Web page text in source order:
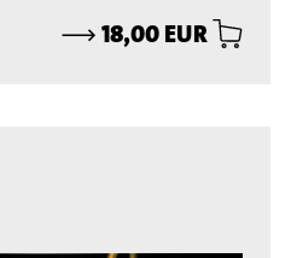
⟶18,00 EUR